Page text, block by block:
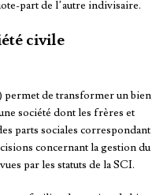
part de l’autre indivisaire.
civile
permet de transformer un bien
société dont les frères et
parts sociales correspondant
concernant la gestion du
par les statuts de la SCI.